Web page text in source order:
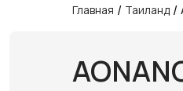
Главная / Таиланд /